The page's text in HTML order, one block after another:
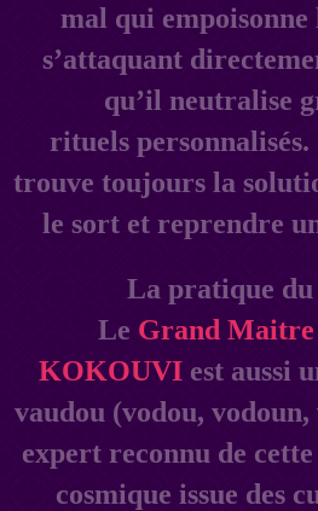
mal qui empoisonne
s’attaquant
qu’il neutralise
rituels
trouve toujours la
le sort et reprendre
La pratique du
Le Grand
KOKOUVI est aussi
vaudou (vodou,
expert reconnu de
cosmique issue des